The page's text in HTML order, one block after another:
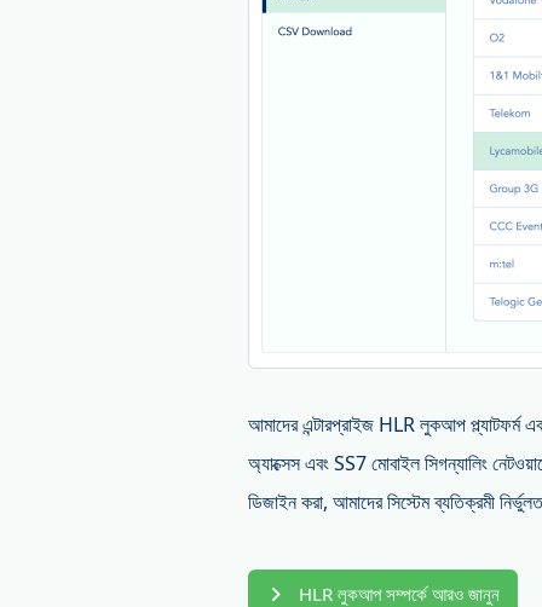
আমাদের এন্টারপ্রাইজ HLR লুকআপ প্ল্যাটফর্ম
অ্যাক্সেস এবং SS7 মোবাইল সিগন্যালিং
ডিজাইন করা, আমাদের সিস্টেম ব্যতিক্রমী
HLR লুকআপ সম্পর্কে আরও জানুন